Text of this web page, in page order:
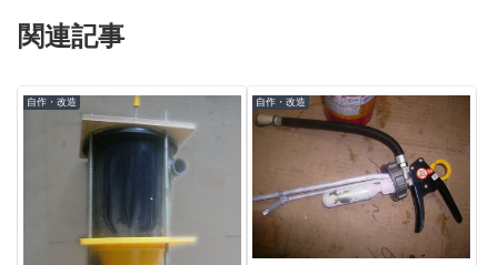
関連記事
自作・改造 自作・改造